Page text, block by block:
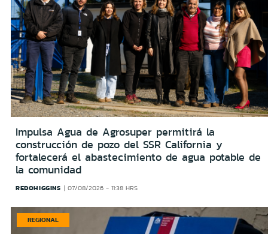
Impulsa Agua de Agrosuper permitirá la
construcción de pozo del SSR California y
fortalecerá el abastecimiento de agua potable de
la comunidad
REDOHIGGINS 07/08/2026 - 11:38 HRS
REGIONAL